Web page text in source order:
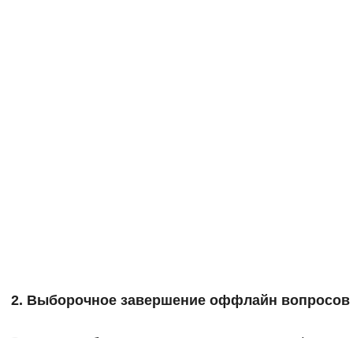
2. Выборочное завершение оффлайн вопросов